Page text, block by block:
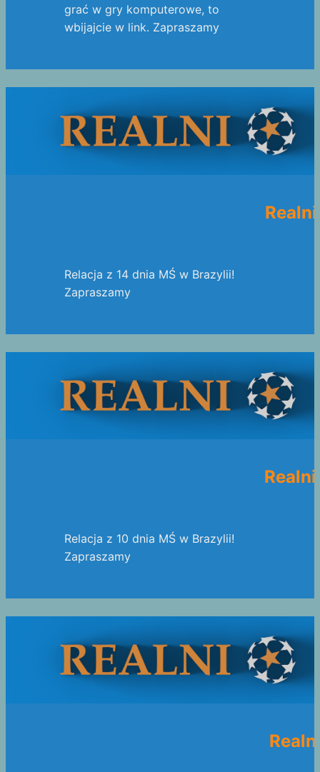
grać w gry komputerowe, to
wbijajcie w link. Zapraszamy
Relacja z 14 dnia MŚ w Brazylii!
Zapraszamy
Relacja z 10 dnia MŚ w Brazylii!
Zapraszamy